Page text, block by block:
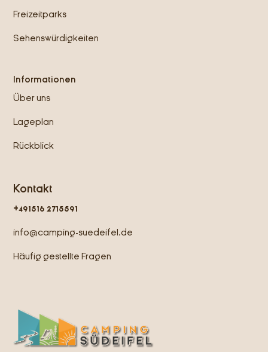
Freizeitparks
Sehenswürdigkeiten
Informationen
Über uns
Lageplan
Rückblick
Kontakt
+491516 2715591
info@camping-suedeifel.de
Häufig gestellte Fragen